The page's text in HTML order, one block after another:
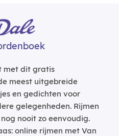
met dit gratis
meest uitgebreide
en gedichten voor
gelegenheden. Rijmen
nooit zo eenvoudig.
online rijmen met Van